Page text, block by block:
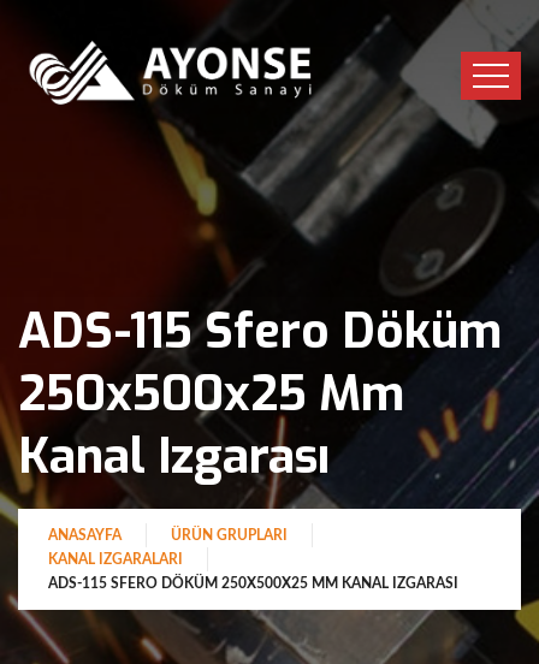
ADS-115 Sfero Döküm
250x500x25 Mm
Kanal Izgarası
ANASAYFA
ÜRÜN GRUPLARI
KANAL IZGARALARI
ADS-115 SFERO DÖKÜM 250X500X25 MM KANAL IZGARASI